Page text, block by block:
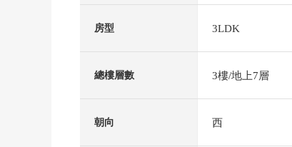
房型 3LDK
總樓層數 3樓/地上7層
朝向 西